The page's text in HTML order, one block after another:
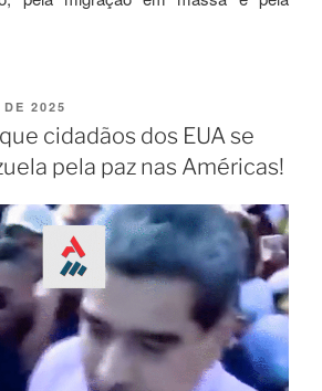
2025
cidadãos dos EUA se
pela paz nas Américas!